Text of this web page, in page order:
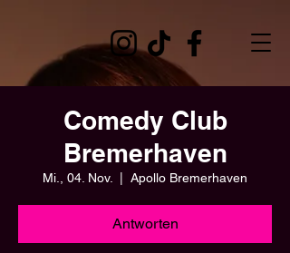
Comedy Club
Bremerhaven
Mi., 04. Nov. Apollo Bremerhaven
Antworten